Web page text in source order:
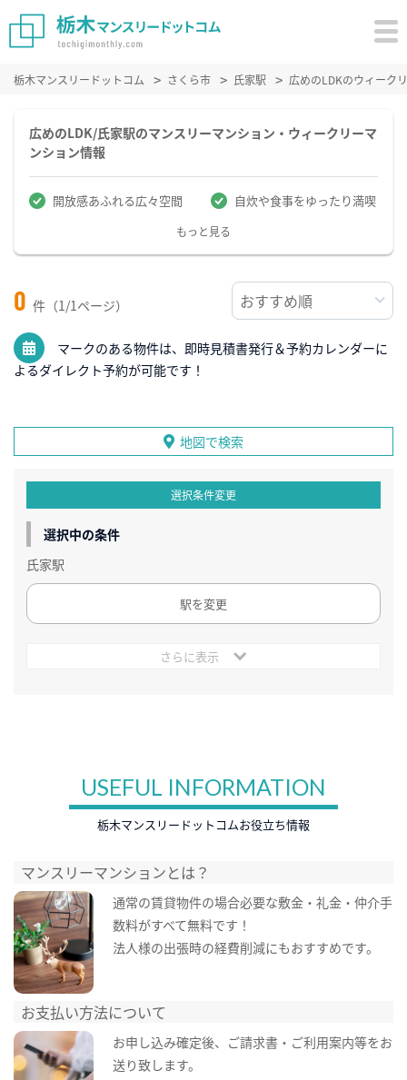
栃木マンスリードットコム さくら市 氏家駅 広めのLDKのウィーク
広めのLDK/氏家駅のマンスリーマンション・ウィークリーマ
ンション情報
開放感あふれる広々空間 自炊や食事をゆったり満喫
もっと見る
0 件（1/1ページ）
マークのある物件は、即時見積書発行＆予約カレンダーに
よるダイレクト予約が可能です！
地図で検索
選択条件変更
選択中の条件
氏家駅
駅を変更
さらに表示
USEFUL INFORMATION
栃木マンスリードットコムお役立ち情報
マンスリーマンションとは？
通常の賃貸物件の場合必要な敷金・礼金・仲介手
数料がすべて無料です！
法人様の出張時の経費削減にもおすすめです。
お支払い方法について
お申し込み確定後、ご請求書・ご利用案内等をお
送り致します。